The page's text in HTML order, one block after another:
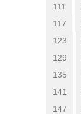
111
117
123
129
135
141
147